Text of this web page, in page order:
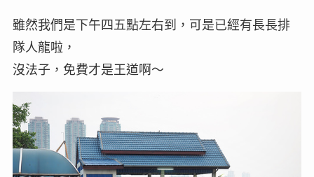
雖然我們是下午四五點左右到，可是已經有長長排
隊人龍啦，
沒法子，免費才是王道啊～